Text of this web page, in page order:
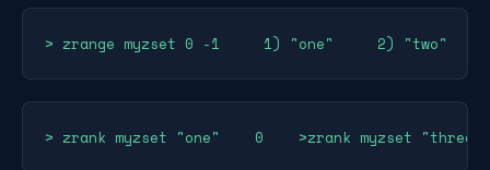
> zrange myzset 0 -1     1) "one"     2) "two"
> zrank myzset "one"    0    >zrank myzset